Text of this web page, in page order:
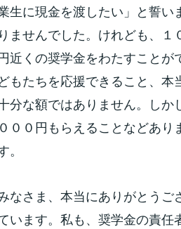
生に現金を渡したい」と誓
ませんでした。けれども、
近くの奨学金をわたすこと
もたちを応援できること、本
分な額ではありません。しか
００円もらえることなどあり
なさま、本当にありがとう
います。私も、奨学金の責